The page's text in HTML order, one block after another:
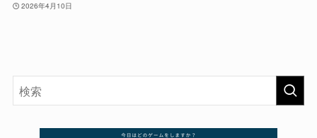
2026年4月10日